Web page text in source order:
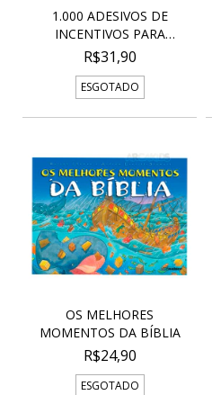
1.000 ADESIVOS DE
INCENTIVOS PARA
EDUCAD...
R$31,90
ESGOTADO
OS MELHORES
MOMENTOS DA BÍBLIA
R$24,90
ESGOTADO